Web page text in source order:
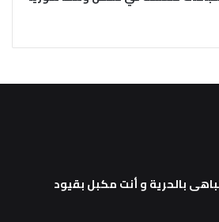
بالحرية و أنت مكبل بقيود